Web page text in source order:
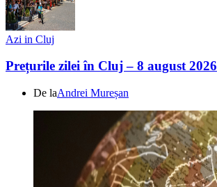
Azi in Cluj
Prețurile zilei în Cluj – 8 august 2026
De laAndrei Mureșan